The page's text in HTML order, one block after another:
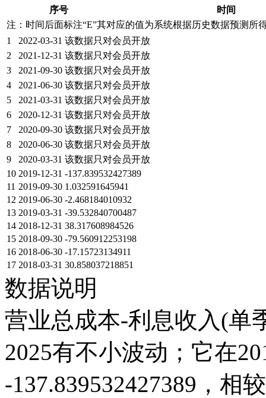
序号
时间
注：时间后面标注“E”其对应的值为系统根据历史数据预测所
1
2022-03-31 该数据只对会员开放
2
2021-12-31 该数据只对会员开放
3
2021-09-30 该数据只对会员开放
4
2021-06-30 该数据只对会员开放
5
2021-03-31 该数据只对会员开放
6
2020-12-31 该数据只对会员开放
7
2020-09-30 该数据只对会员开放
8
2020-06-30 该数据只对会员开放
9
2020-03-31 该数据只对会员开放
10 2019-12-31 -137.839532427389
11 2019-09-30 1.032591645941
12 2019-06-30 -2.468184010932
13 2019-03-31 -39.532840700487
14 2018-12-31 38.317608984526
15 2018-09-30 -79.560912253198
16 2018-06-30 -17.15723134911
17 2018-03-31 30.858037218851
数据说明
营业总成本-利息收入(单
2025有不小波动；它在
-137.839532427389，相